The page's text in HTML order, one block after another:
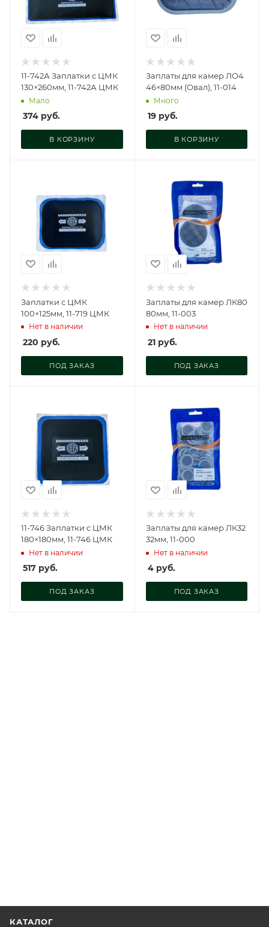
11-742А Заплатки с ЦМК
130×260мм, 11-742А ЦМК
Мало
374 руб.
В КОРЗИНУ
Заплаты для камер ЛО4
46×80мм (Овал), 11-014
Много
19руб.
В КОРЗИНУ
Заплатки с ЦМК
100×125мм, 11-719 ЦМК
Нет в наличии
220 руб.
ПОД ЗАКАЗ
Заплаты для камер ЛК80
80мм, 11-003
Нет в наличии
21руб.
ПОД ЗАКАЗ
11-746 Заплатки с ЦМК
180×180мм, 11-746 ЦМК
Нет в наличии
517 руб.
ПОД ЗАКАЗ
Заплаты для камер ЛК32
32мм, 11-000
Нет в наличии
4руб.
ПОД ЗАКАЗ
КАТАЛОГ